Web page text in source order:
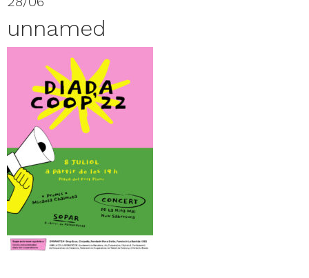
unnamed